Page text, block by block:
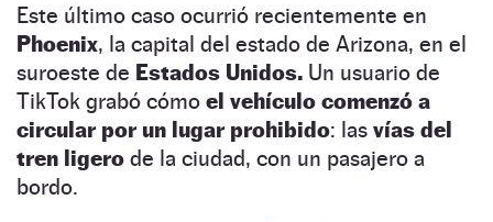
Este último caso ocurrió recientemente en
Phoenix, la capital del estado de Arizona, en el
suroeste de Estados Unidos. Un usuario de
TikTok grabó cómo el vehículo comenzó a
circular por un lugar prohibido: las vías del
tren ligero de la ciudad, con un pasajero a
bordo.